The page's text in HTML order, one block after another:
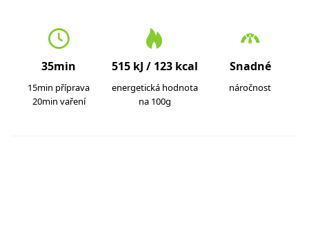
35min
15min příprava
20min vaření
515 kJ / 123 kcal
energetická hodnota
na 100g
Snadné
náročnost